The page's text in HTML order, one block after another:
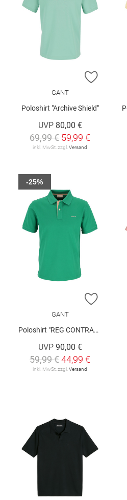
ZUR
GANT
Poloshirt "Archive Shield"
UVP 80,00 €
69,99 € 59,99 €
inkl. MwSt. zzgl. Versand
ZUR
GANT
Poloshirt "REG CONTRAST"
UVP 90,00 €
59,99 €44,99 €
inkl. MwSt. zzgl. Versand
-25%